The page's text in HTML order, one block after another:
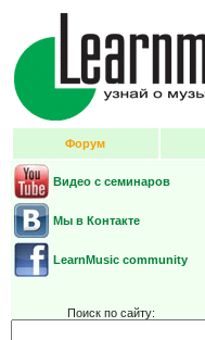
Форум
Видео с семинаров
Мы в Контакте
LearnMusic community
Поиск по сайту: